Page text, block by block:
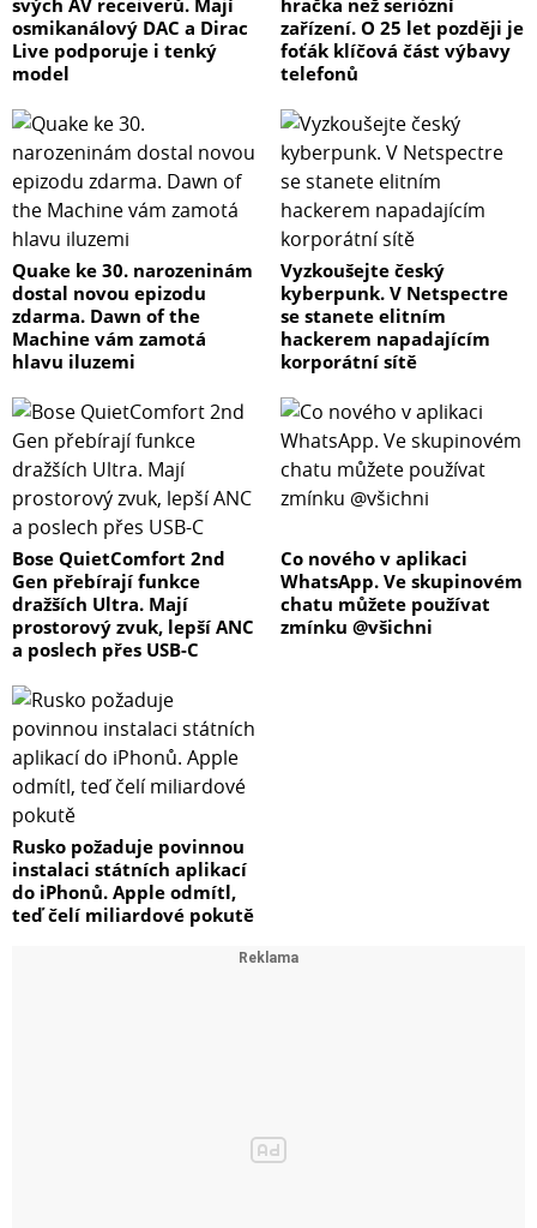
svých AV receiverů. Mají
osmikanálový DAC a Dirac
Live podporuje i tenký
model
hračka než seriózní
zařízení. O 25 let později je
foťák klíčová část výbavy
telefonů
Quake ke 30. narozeninám
dostal novou epizodu
zdarma. Dawn of the
Machine vám zamotá
hlavu iluzemi
Vyzkoušejte český
kyberpunk. V Netspectre
se stanete elitním
hackerem napadajícím
korporátní sítě
Bose QuietComfort 2nd
Gen přebírají funkce
dražších Ultra. Mají
prostorový zvuk, lepší ANC
a poslech přes USB-C
Co nového v aplikaci
WhatsApp. Ve skupinovém
chatu můžete používat
zmínku @všichni
Rusko požaduje povinnou
instalaci státních aplikací
do iPhonů. Apple odmítl,
teď čelí miliardové pokutě